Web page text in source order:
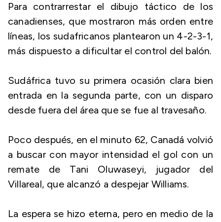
Para contrarrestar el dibujo táctico de los
canadienses, que mostraron más orden entre
líneas, los sudafricanos plantearon un 4-2-3-1,
más dispuesto a dificultar el control del balón.
Sudáfrica tuvo su primera ocasión clara bien
entrada en la segunda parte, con un disparo
desde fuera del área que se fue al travesaño.
Poco después, en el minuto 62, Canadá volvió
a buscar con mayor intensidad el gol con un
remate de Tani Oluwaseyi, jugador del
Villareal, que alcanzó a despejar Williams.
La espera se hizo eterna, pero en medio de la